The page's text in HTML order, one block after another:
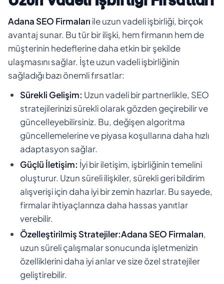
Adana SEO Firmalarıile uzun vadeli işbirliği, birçok
avantaj sunar. Bu tür bir ilişki, hem firmanın hem de
müşterinin hedeflerine daha etkin bir şekilde
ulaşmasını sağlar. İşte uzun vadeli işbirliğinin
sağladığı bazı önemli fırsatlar:
Sürekli Gelişim: Uzun vadeli bir partnerlikle, SEO
stratejilerinizi sürekli olarak gözden geçirebilir ve
güncelleyebilirsiniz. Bu, değişen algoritma
güncellemelerine ve piyasa koşullarına daha hızlı
adaptasyon sağlar.
Güçlü İletişim: İyi bir iletişim, işbirliğinin temelini
oluşturur. Uzun süreli ilişkiler, sürekli geri bildirim
alışverişi için daha iyi bir zemin hazırlar. Bu sayede,
firmalar ihtiyaçlarınıza daha hassas yanıtlar
verebilir.
Özelleştirilmiş Stratejiler:Adana SEO Firmaları,
uzun süreli çalışmalar sonucunda işletmenizin
özelliklerini daha iyi anlar ve size özel stratejiler
geliştirebilir.